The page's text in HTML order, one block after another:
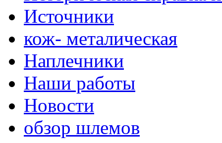
Источники
кож- металическая
Наплечники
Наши работы
Новости
обзор шлемов